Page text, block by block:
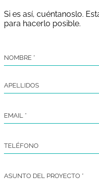
Si es así, cuéntanoslo.
para hacerlo posible.
NOMBRE *
APELLIDOS
EMAIL *
TELÉFONO
ASUNTO DEL PROYECTO *